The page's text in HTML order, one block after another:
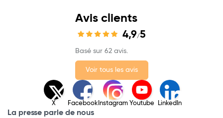
Avis clients
4,9/5
Basé sur 62 avis.
Voir tous les avis
X Facebook Instagram Youtube LinkedIn
La presse parle de nous